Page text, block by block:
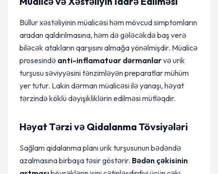
Büllur xəstəliyinin müalicəsi həm mövcud simptomların
aradan qaldırılmasına, həm də gələcəkdə baş verə
biləcək atakların qarşısını almağa yönəlmişdir. Müalicə
prosesində anti-inflamatuar dərmanlarvə urik
turşusu səviyyəsini tənzimləyən preparatlar mühüm
yer tutur. Lakin dərman müalicəsi ilə yanaşı, həyat
tərzində köklü dəyişikliklərin edilməsi mütləqdir.
Həyat Tərzi və Qidalanma Tövsiyələri
Sağlam qidalanma planı urik turşusunun bədəndə
azalmasına birbaşa təsir göstərir. Bədən çəkisinin